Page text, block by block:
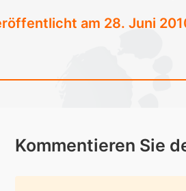
am 28. Juni
Kom­men­tie­ren Sie